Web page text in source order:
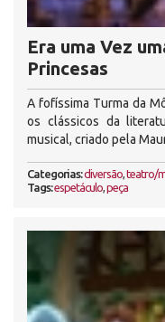
Era uma Vez
Princesas
A fofíssima Turma da
os clássicos da
musical, criado pela
Categorias:diversão,teatro/
Tags:espetáculo,peça